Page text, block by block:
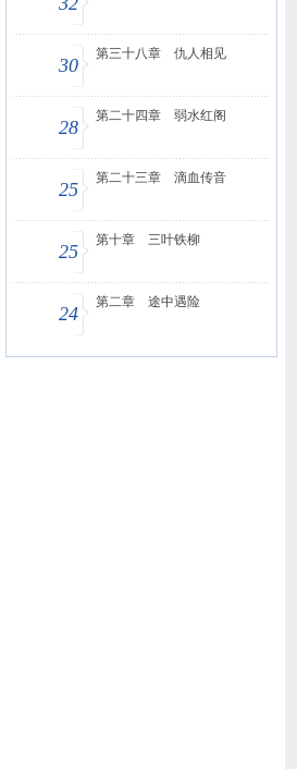
30
第三十八章 仇人相见
28
第二十四章 弱水红阁
25
第二十三章 滴血传音
25
第十章 三叶铁柳
24
第二章 途中遇险